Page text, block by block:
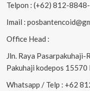
Telpon : (+62) 812-
Imail :
Office Head :
Jln. Raya Pasarpakuhaji-
Pakuhaji kodepos 15570
Whatsapp / Telp : +62